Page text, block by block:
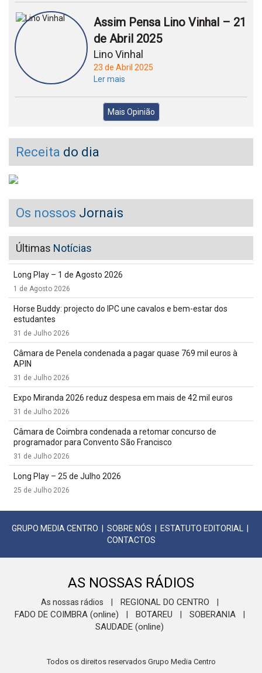
Assim Pensa Lino Vinhal – 21
de Abril 2025
Lino Vinhal
23 de Abril 2025
Ler mais
Mais Opinião
Receita do dia
Os nossos Jornais
Últimas Notícias
Long Play – 1 de Agosto 2026
1 de Agosto 2026
Horse Buddy: projecto do IPC une cavalos e bem-estar dos
estudantes
31 de Julho 2026
Câmara de Penela condenada a pagar quase 769 mil euros à
APIN
31 de Julho 2026
Expo Miranda 2026 reduz despesa em mais de 42 mil euros
31 de Julho 2026
Câmara de Coimbra condenada a retomar concurso de
programador para Convento São Francisco
31 de Julho 2026
Long Play – 25 de Julho 2026
25 de Julho 2026
GRUPO MEDIA CENTRO SOBRE NÓS ESTATUTO EDITORIAL
CONTACTOS
AS NOSSAS RÁDIOS
As nossas rádios REGIONAL DO CENTRO
FADO DE COIMBRA (online) BOTAREU SOBERANIA
SAUDADE (online)
Todos os direitos reservados Grupo Media Centro